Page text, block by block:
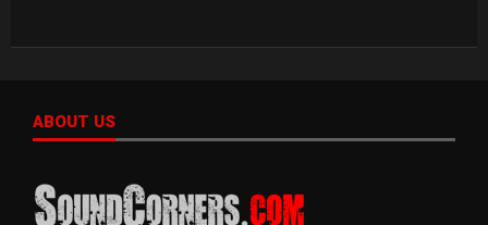
ABOUT US